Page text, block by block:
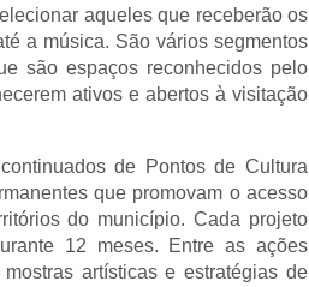
aqueles que receberão os
a música. São vários segmentos
são espaços reconhecidos pelo
ativos e abertos à visitação
de Pontos de Cultura
que promovam o acesso
do município.Cada projeto
12 meses. Entre as ações
artísticas e estratégias de